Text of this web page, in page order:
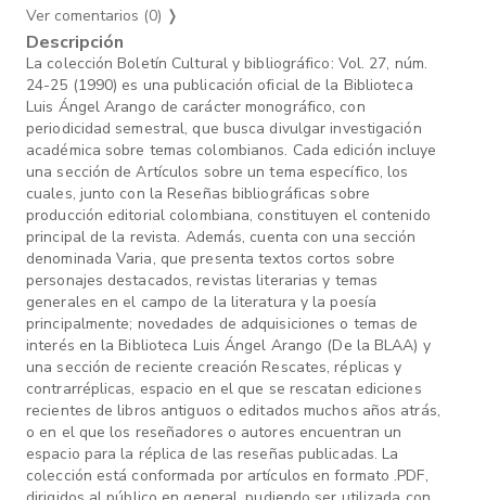
Ver comentarios (0) ❭
Descripción
La colección Boletín Cultural y bibliográfico: Vol. 27, núm.
24-25 (1990) es una publicación oficial de la Biblioteca
Luis Ángel Arango de carácter monográfico, con
periodicidad semestral, que busca divulgar investigación
académica sobre temas colombianos. Cada edición incluye
una sección de Artículos sobre un tema específico, los
cuales, junto con la Reseñas bibliográficas sobre
producción editorial colombiana, constituyen el contenido
principal de la revista. Además, cuenta con una sección
denominada Varia, que presenta textos cortos sobre
personajes destacados, revistas literarias y temas
generales en el campo de la literatura y la poesía
principalmente; novedades de adquisiciones o temas de
interés en la Biblioteca Luis Ángel Arango (De la BLAA) y
una sección de reciente creación Rescates, réplicas y
contrarréplicas, espacio en el que se rescatan ediciones
recientes de libros antiguos o editados muchos años atrás,
o en el que los reseñadores o autores encuentran un
espacio para la réplica de las reseñas publicadas. La
colección está conformada por artículos en formato .PDF,